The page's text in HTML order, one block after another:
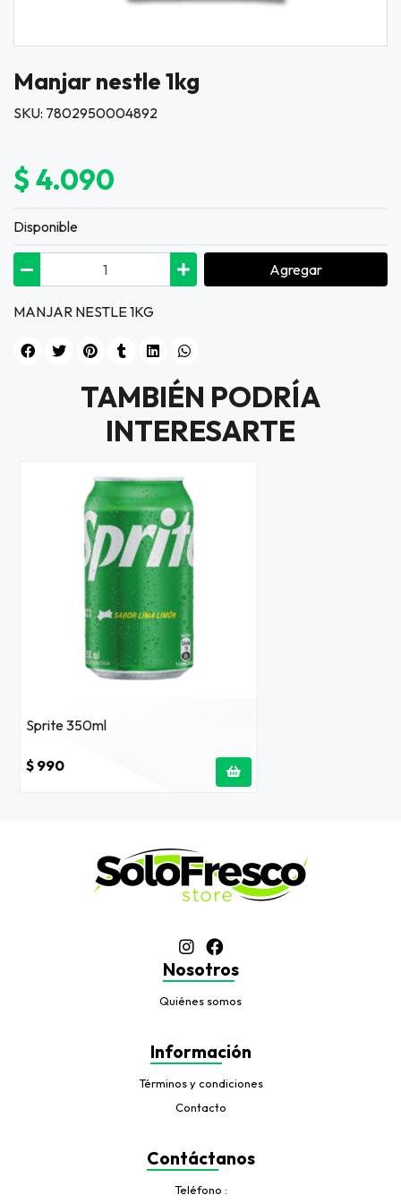
Manjar nestle 1kg
SKU: 7802950004892
$ 4.090
Disponible
Agregar
MANJAR NESTLE 1KG
TAMBIÉN PODRÍA
INTERESARTE
Sprite 350ml
$ 990
Nosotros
Quiénes somos
Información
Términos y condiciones
Contacto
Contáctanos
Teléfono